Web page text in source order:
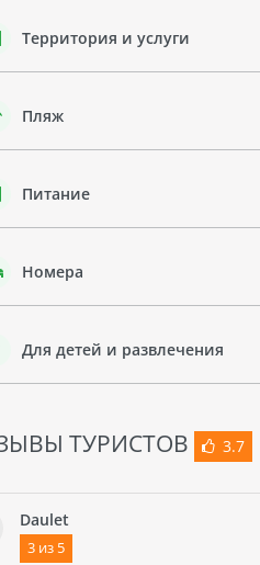
Территория и услуги
Пляж
Питание
Номера
Для детей и развлечения
ТУРИСТОВ 3.7
Daulet
3из 5